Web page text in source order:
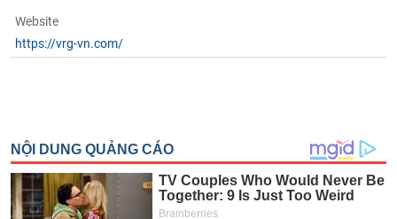
Website
https://vrg-vn.com/